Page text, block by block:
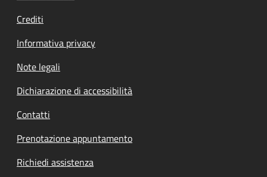
Crediti
Informativa privacy
Note legali
Dichiarazione di accessibilità
Contatti
Prenotazione appuntamento
Richiedi assistenza